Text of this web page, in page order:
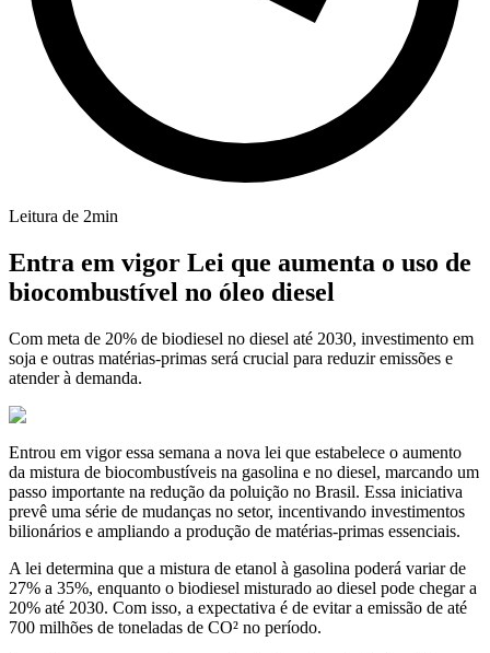
Leitura de 2min
Entra em vigor Lei que aumenta o uso de
biocombustível no óleo diesel
Com meta de 20% de biodiesel no diesel até 2030, investimento em
soja e outras matérias-primas será crucial para reduzir emissões e
atender à demanda.
Entrou em vigor essa semana a nova lei que estabelece o aumento
da mistura de biocombustíveis na gasolina e no diesel, marcando um
passo importante na redução da poluição no Brasil. Essa iniciativa
prevê uma série de mudanças no setor, incentivando investimentos
bilionários e ampliando a produção de matérias-primas essenciais.
A lei determina que a mistura de etanol à gasolina poderá variar de
27% a 35%, enquanto o biodiesel misturado ao diesel pode chegar a
20% até 2030. Com isso, a expectativa é de evitar a emissão de até
700 milhões de toneladas de CO² no período.